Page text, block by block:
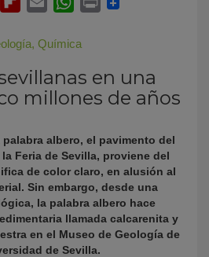
, Química
en una
millones de años
albero, el pavimento del
Feria de Sevilla, proviene del
de color claro, en alusión al
Sin embargo, desde una
la palabra albero hace
llamada calcarenita y
en el Museo de Geología de
de Sevilla.